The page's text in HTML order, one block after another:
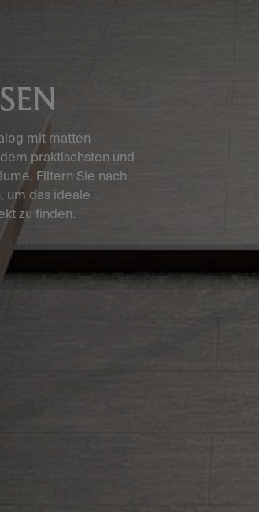
mit matten
praktischsten und
Filtern Sie nach
um das ideale
zu finden.